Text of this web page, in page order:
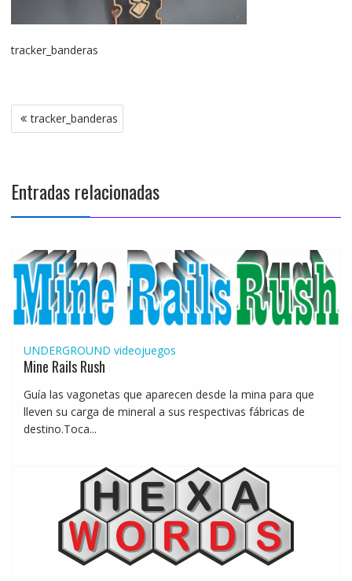
tracker_banderas
Navegación
de
tracker_banderas
Entradas relacionadas
UNDERGROUND videojuegos
Mine Rails Rush
Guía las vagonetas que aparecen desde la mina para que
lleven su carga de mineral a sus respectivas fábricas de
destino.Toca...